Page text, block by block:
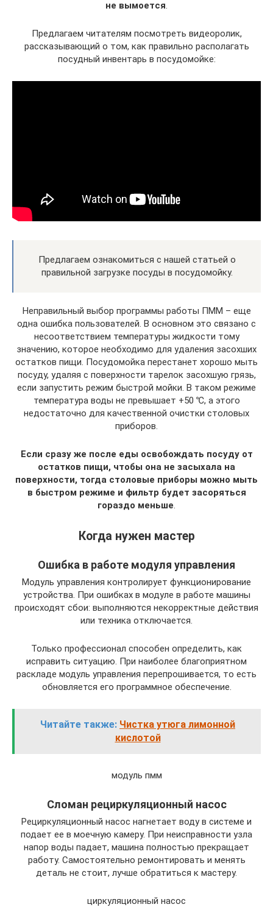
не вымоется
Предлагаем читателям посмотреть видеоролик,
рассказывающий о том, как правильно располагать
посудный инвентарь в посудомойке:
Предлагаем ознакомиться с нашей статьей о
правильной загрузке посуды в посудомойку.
Неправильный выбор программы работы ПММ – еще
одна ошибка пользователей. В основном это связано с
несоответствием температуры жидкости тому
значению, которое необходимо для удаления засохших
остатков пищи. Посудомойка перестанет хорошо мыть
посуду, удаляя с поверхности тарелок засохшую грязь,
если запустить режим быстрой мойки. В таком режиме
температура воды не превышает +50 ℃, а этого
недостаточно для качественной очистки столовых
приборов.
Если сразу же после еды освобождать посуду от
остатков пищи, чтобы она не засыхала на
поверхности, тогда столовые приборы можно мыть
в быстром режиме и фильтр будет засоряться
гораздо меньше
Когда нужен мастер
Ошибка в работе модуля управления
Модуль управления контролирует функционирование
устройства. При ошибках в модуле в работе машины
происходят сбои: выполняются некорректные действия
или техника отключается.
Только профессионал способен определить, как
исправить ситуацию. При наиболее благоприятном
раскладе модуль управления перепрошивается, то есть
обновляется его программное обеспечение.
Читайте также: Чистка утюга лимонной
кислотой
модуль пмм
Сломан рециркуляционный насос
Рециркуляционный насос нагнетает воду в системе и
подает ее в моечную камеру. При неисправности узла
напор воды падает, машина полностью прекращает
работу. Самостоятельно ремонтировать и менять
деталь не стоит, лучше обратиться к мастеру.
циркуляционный насос